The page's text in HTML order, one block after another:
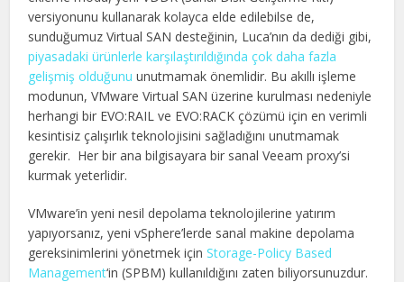
versiyonunu kullanarak kolayca elde edilebilse de,
sunduğumuz Virtual SAN desteğinin, Luca’nın da dediği gibi,
piyasadaki ürünlerle karşılaştırıldığında çok daha fazla
gelişmiş olduğunu unutmamak önemlidir. Bu akıllı işleme
modunun, VMware Virtual SAN üzerine kurulması nedeniyle
herhangi bir EVO:RAIL ve EVO:RACK çözümü için en verimli
kesintisiz çalışırlık teknolojisini sağladığını unutmamak
gerekir. Her bir ana bilgisayara bir sanal Veeam proxy’si
kurmak yeterlidir.
VMware’in yeni nesil depolama teknolojilerine yatırım
yapıyorsanız, yeni vSphere’lerde sanal makine depolama
gereksinimlerini yönetmek içinStorage-Policy Based
Management‘in (SPBM) kullanıldığını zaten biliyorsunuzdur.